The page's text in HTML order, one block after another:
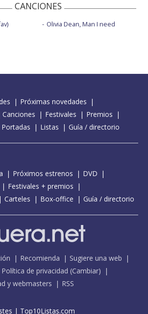
CANCIONES
Olivia Dean, Man I need
Próximas novedades
Canciones Festivales
Premios
Portadas Listas Guía / directorio
Próximos estrenos
DVD
Festivales + premios
Carteles Box-office Guía / directorio
Recomienda
Sugiere una web
Política de privacidad (Cambiar)
y webmasters RSS
| Top10Listas.com